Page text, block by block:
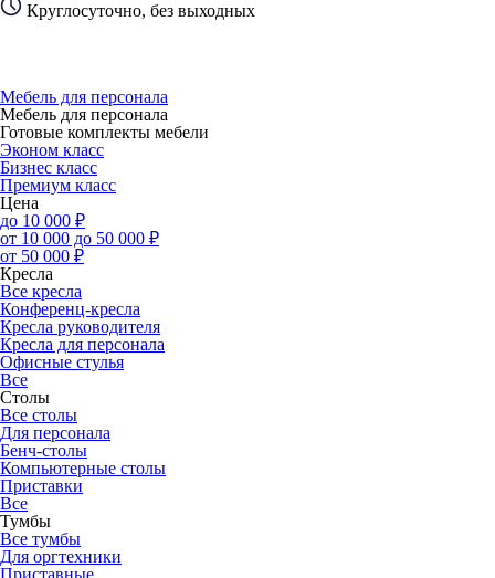
Круглосуточно, без выходных
Мебель для персонала
Мебель для персонала
Готовые комплекты мебели
Эконом класс
Бизнес класс
Премиум класс
Цена
до 10 000 ₽
от 10 000 до 50 000 ₽
от 50 000 ₽
Кресла
Все кресла
Конференц-кресла
Кресла руководителя
Кресла для персонала
Офисные стулья
Все
Столы
Все столы
Для персонала
Бенч-столы
Компьютерные столы
Приставки
Все
Тумбы
Все тумбы
Для оргтехники
Приставные